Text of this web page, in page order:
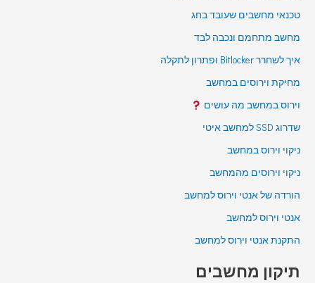
טכנאי מחשבים שעובד בחג
מחשב מתחמם ונכבה לבד
איך לשחרר Bitlocker ופתרון לתקלה
מחיקת וירוסים במחשב
וירוס במחשב מה עושים
שדרוג SSD למחשב איטי
ניקוי וירוס במחשב
ניקוי וירוסים מהמחשב
הורדה של אנטי וירוס למחשב
אנטי וירוס למחשב
התקנת אנטי וירוס למחשב
תיקון מחשבים